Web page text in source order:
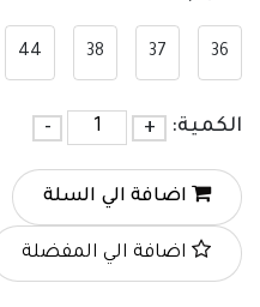
36
37
38
44
الكمية: +
-
اضافة الي السلة
اضافة الي المفضلة